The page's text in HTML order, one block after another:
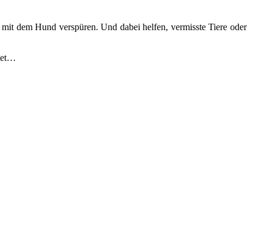
dem Hund verspüren. Und dabei helfen, vermisste Tiere oder